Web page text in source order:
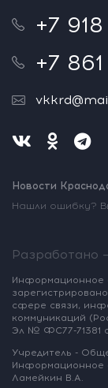
+7
+7
Новости
Нашли ошибку?
Разработано
Информационное
зарегистрировано
сфере связи,
коммуникаций
Эл № ФС77-71381
Учредитель -
Информационное
Ламейкин В.А.